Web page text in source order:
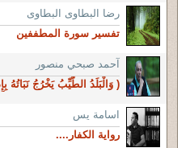
رضا البطاوى البطاوى
تفسير سورة المطففين
آحمد صبحي منصور
( وَالْبَلَدُ الطَّيِّبُ يَخْرُجُ نَبَاتُهُ
اسامة يس
رواية الكفار....